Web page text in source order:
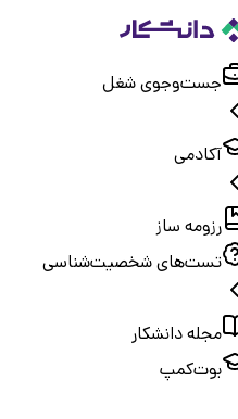
جست‌و‌جوی شغل
آکادمی
رزومه ساز
تست‌های شخصیت‌شناسی
مجله دانشکار
بوت‌کمپ